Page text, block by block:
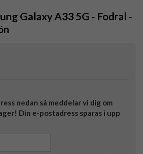
Galaxy A33 5G - Fodral -
nedan så meddelar vi dig om
Din e-postadress sparas i upp